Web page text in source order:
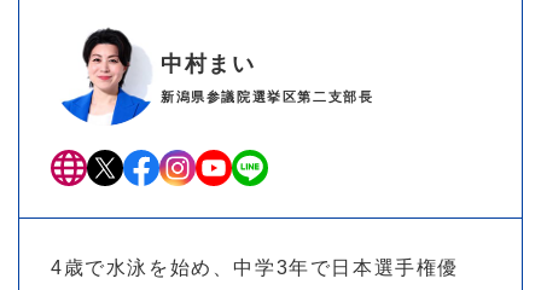
中村まい
新潟県参議院選挙区第二支部長
4歳で水泳を始め、中学3年で日本選手権優